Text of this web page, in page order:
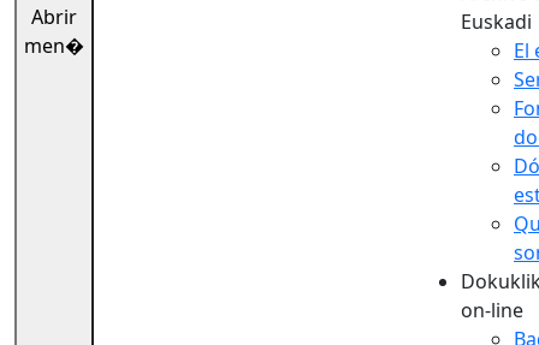
Abrir
men�
Euskadi
El
on-line